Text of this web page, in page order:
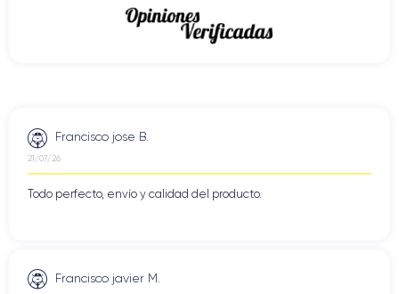
Francisco jose B.
21/07/26
Todo perfecto, envío y calidad del producto.
Francisco javier M.